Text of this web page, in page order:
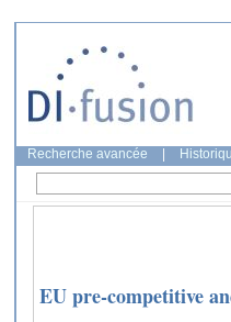
Recherche avancée
EU pre-competitive